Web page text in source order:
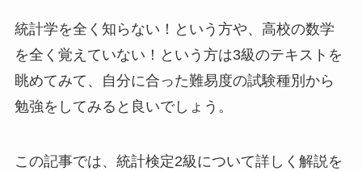
統計学を全く知らない！という方や、高校の数学
を全く覚えていない！という方は3級のテキストを
眺めてみて、自分に合った難易度の試験種別から
勉強をしてみると良いでしょう。
この記事では、統計検定2級について詳しく解説を